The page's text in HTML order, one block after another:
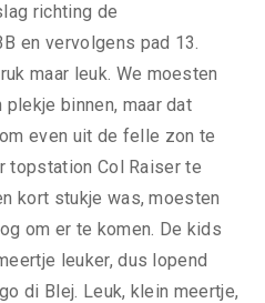
richting de
en vervolgens pad 13.
maar leuk. We moesten
binnen, maar dat
even uit de felle zon te
topstation Col Raiser te
kort stukje was, moesten
om er te komen. De kids
leuker, dus lopend
di Blej. Leuk, klein meertje,